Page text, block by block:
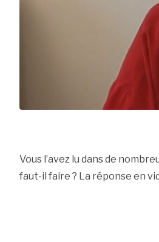
Vous l’avez lu dans de
faut-il faire ? La réponse en